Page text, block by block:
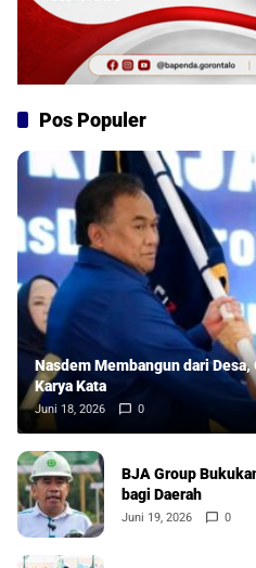
Pos Populer
Nasdem Membangun dari
Karya Kata
Juni 18, 2026 0
BJA Group
bagi Daerah
Juni 19, 2026 0